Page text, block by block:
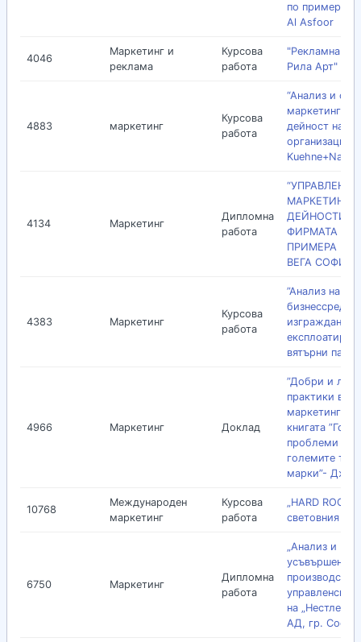
по примера
Al Asfoor
4046
Маркетинг и
реклама
Курсова
работа
"Рекламна
Рила Арт"
4883 маркетинг
Курсова
работа
“Анализ и
дейност на
организация
Kuehne+Nagel”
4134 Маркетинг
Дипломна
работа
ДЕЙНОСТИ
ФИРМАТА (ПО
ПРИМЕРА НА
ВЕГА СОФИЯ)”
4383 Маркетинг
Курсова
работа
”Анализ на
вятърни
4966 Маркетинг Доклад
”Добри и
практики в
маркетинга”
книгата
проблеми на
големите
марки”- Джак
10768
Международен
маркетинг
Курсова
работа
„HARD ROCK
световния
6750 Маркетинг
Дипломна
работа
„Анализ и
управленска
на „Нестле
АД, гр.